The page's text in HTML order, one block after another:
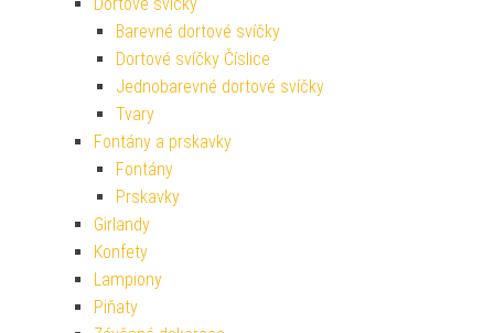
Barevné dortové svíčky
Dortové svíčky Číslice
Jednobarevné dortové svíčky
Tvary
Fontány a prskavky
Fontány
Prskavky
Girlandy
Konfety
Lampiony
Piňaty